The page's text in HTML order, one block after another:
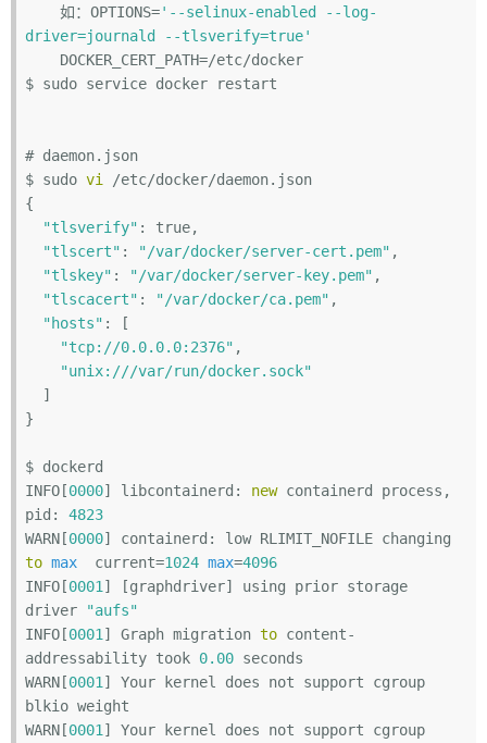
    如：OPTIONS=
'--selinux-enabled --log-
driver=journald --tlsverify=true'
$ sudo service docker restart
# daemon.json
$ sudo vi
/etc/docker/daemon.json
{
"tlsverify" : true,
"tlscert" : "/var/docker/server-cert.pem" ,
"tlskey" : "/var/docker/server-key.pem" ,
"tlscacert" : "/var/docker/ca.pem" ,
"hosts" : [
"tcp://0.0.0.0:2376" ,
"unix:///var/run/docker.sock"
}
$ dockerd
INFO[0000] libcontainerd: new containerd process,
pid: 4823
WARN[0000
to max
  current=
1024 max=4096
INFO[0001 ] [graphdriver] using prior storage
driver
"aufs"
INFO[0001 ] Graph migration to content-
addressability took 0.00 seconds
WARN[0001 ] Your kernel does not support cgroup
blkio weight
WARN[0001 ] Your kernel does not support cgroup